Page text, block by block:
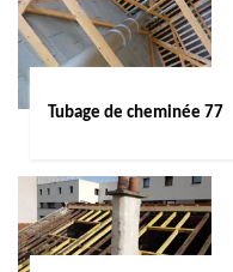
Tubage de cheminée 77